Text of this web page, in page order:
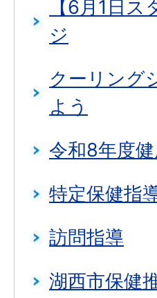
【6月1日
ジ
クーリング
よう
令和8年度
特定保健指
訪問指導
湖西市保健